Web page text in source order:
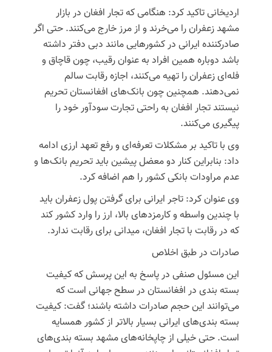
اردیخانیتاکید کرد: هنگامی که تجار افغان در بازار
مشهد زعفران را می‌خرند و از مرز خارج می‌کنند. حتی اگر
صادرکننده ایرانی در کشورهایی مانند دبی دفتر داشته
باشد دوباره همین افراد به عنوان رقیب، چون قاچاق و
فله‌ای زعفران را تهیه می‌کنند، اجازه رقابت سالم
نمی‌دهند. همچنین چون بانک‌های افغانستان تحریم
نیستند تجار افغان به راحتی تجارت سودآور خود را
پیگیری می‌کنند.
وی با تاکید بر مشکلات تعرفه‌ای و رفع تعهد ارزی ادامه
داد: بنابراین کنار دو معضل پیشین باید تحریم بانک‌ها و
عدم مراودات بانکی کشور را هم اضافه کرد.
وی عنوان کرد: تاجر ایرانی برای گرفتن پول زعفران باید
با چندین واسطه و کارمزدهای بالا، ارز را وارد کشور کند
که در رقابت با تجار افغان، میدانی برای رقابت ندارد.
صادرات در طبق اخلاص
این مسئول صنفی در پاسخ به این پرسش که کیفیت
بسته بندی در افغانستان در سطح جهانی است که
می‌توانند این حجم صادرات داشته باشند؛ گفت: کیفیت
بسته بندی‌های ایرانی بسیار بالاتر از کشور همسایه
است. حتی خیلی از چاپخانه‌های مشهد بسته بندی‌های